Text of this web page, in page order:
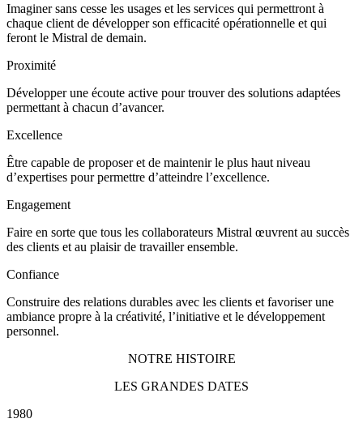
Imaginer sans cesse les usages et les services qui permettront à
chaque client de développer son efficacité opérationnelle et qui
feront le Mistral de demain.
Proximité
Développer une écoute active pour trouver des solutions adaptées
permettant à chacun d’avancer.
Excellence
Être capable de proposer et de maintenir le plus haut niveau
d’expertises pour permettre d’atteindre l’excellence.
Engagement
Faire en sorte que tous les collaborateurs Mistral œuvrent au succès
des clients et au plaisir de travailler ensemble.
Confiance
Construire des relations durables avec les clients et favoriser une
ambiance propre à la créativité, l’initiative et le développement
personnel.
NOTRE HISTOIRE
LES GRANDES DATES
1980